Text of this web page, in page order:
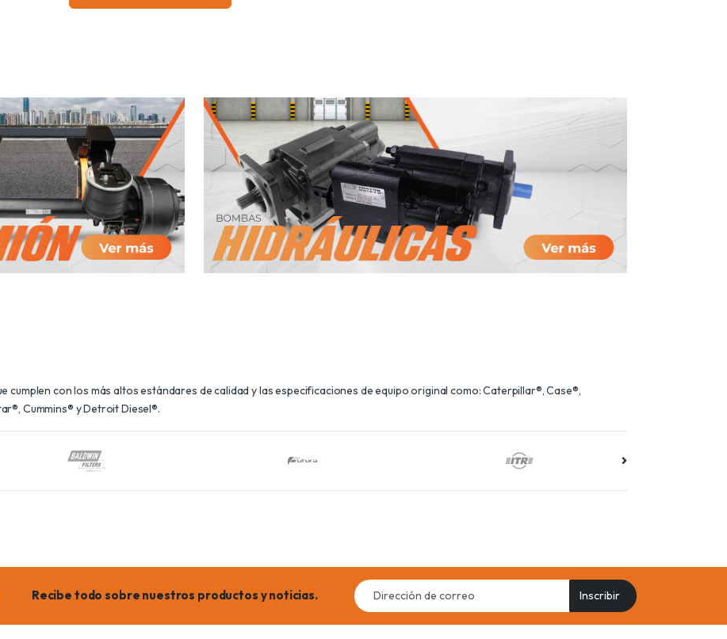
cumplen con los más altos estándares de calidad y las especificaciones de equipo original como: Caterpillar®, Case®,
Cummins® y Detroit Diesel®.
Recibe todo sobre nuestros productos y noticias.
Email
address
Inscribir